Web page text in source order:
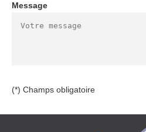
Message
(*) Champs obligatoire